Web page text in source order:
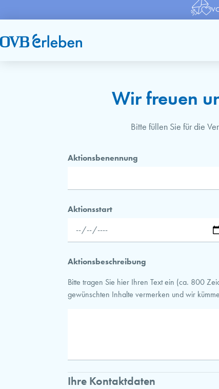
Wir freuen
Bitte füllen Sie für die
Aktionsbenennung
Aktionsstart
Aktionsbeschreibung
Bitte tragen Sie hier Ihren Text ein (ca. 800
gewünschten Inhalte vermerken und wir
Ihre Kontaktdaten